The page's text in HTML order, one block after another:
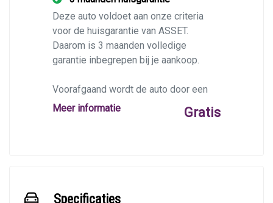
Deze auto voldoet aan onze criteria
voor de huisgarantie van ASSET.
Daarom is 3 maanden volledige
garantie inbegrepen bij je aankoop.
Voorafgaand wordt de auto door een
BOVAG-garage op 40 punten
gecontroleerd, en krijgt deze indien
Meer informatie Gratis
Specificaties